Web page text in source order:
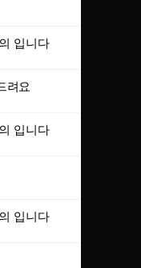
입니다
려요
입니다
입니다
에 한해 적용됩니다.
임 상담하기